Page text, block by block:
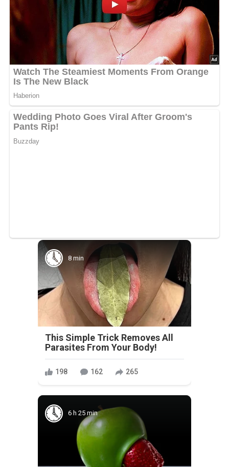
8 min
This Simple Trick Removes All
Parasites From Your Body!
198 162 265
6 h 25 min